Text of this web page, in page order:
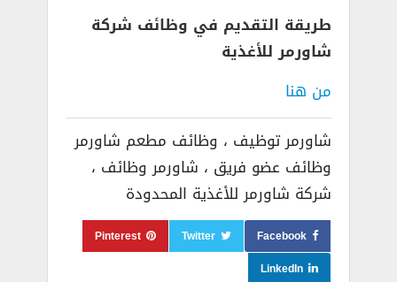
طريقة التقديم في وظائف شركة
شاورمر للأغذية
من هنا
شاورمر توظيف ، وظائف مطعم شاورمر
وظائف عضو فريق ، شاورمر وظائف ،
شركة شاورمر للأغذية المحدودة
Facebook
Twitter
Pinterest
LinkedIn